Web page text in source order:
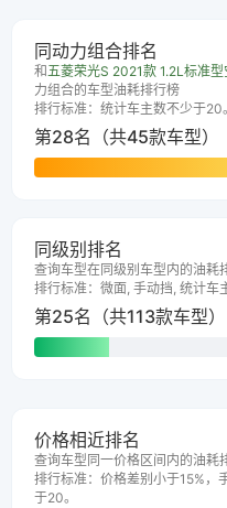
同动力组合排名
和五菱荣光S 2021款 1.2L标准
力组合的车型油耗排行榜
排行标准：统计车主数不少于20。
第28名（共45款车型）
同级别排名
查询车型在同级别车型内的油耗
排行标准：微面, 手动挡, 统计车
第25名（共113款车型）
价格相近排名
查询车型同一价格区间内的油耗
排行标准：价格差别小于15%，
于20。